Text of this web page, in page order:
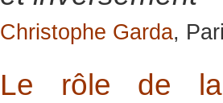
Christophe Garda,
Le rôle de la